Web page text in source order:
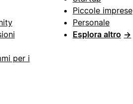
per i
Piccole imprese
Personale
Esplora altro →